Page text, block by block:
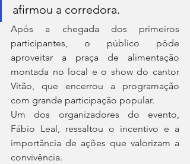
afirmou a corredora.
Após a chegada dos primeiros
participantes, o público pôde
aproveitar a praça de alimentação
montada no local e o show do cantor
Vitão, que encerrou a programação
com grande participação popular.
Um dos organizadores do evento,
Fábio Leal, ressaltou o incentivo e a
importância de ações que valorizam a
convivência.